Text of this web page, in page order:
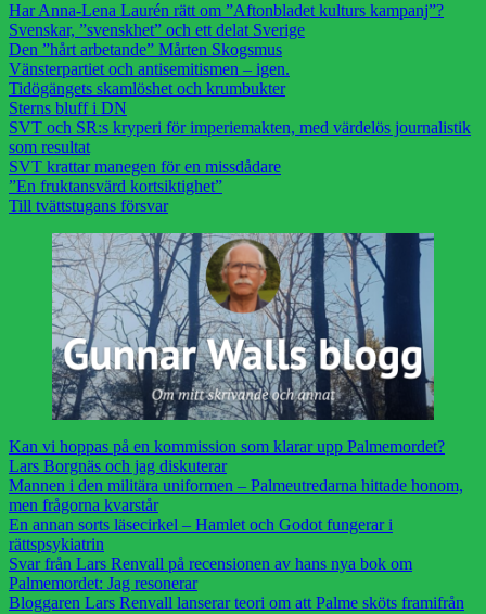
Har Anna-Lena Laurén rätt om ”Aftonbladet kulturs kampanj”?
Svenskar, ”svenskhet” och ett delat Sverige
Den ”hårt arbetande” Mårten Skogsmus
Vänsterpartiet och antisemitismen – igen.
Tidögängets skamlöshet och krumbukter
Sterns bluff i DN
SVT och SR:s kryperi för imperiemakten, med värdelös journalistik
som resultat
SVT krattar manegen för en missdådare
”En fruktansvärd kortsiktighet”
Till tvättstugans försvar
Kan vi hoppas på en kommission som klarar upp Palmemordet?
Lars Borgnäs och jag diskuterar
Mannen i den militära uniformen – Palmeutredarna hittade honom,
men frågorna kvarstår
En annan sorts läsecirkel – Hamlet och Godot fungerar i
rättspsykiatrin
Svar från Lars Renvall på recensionen av hans nya bok om
Palmemordet: Jag resonerar
Bloggaren Lars Renvall lanserar teori om att Palme sköts framifrån